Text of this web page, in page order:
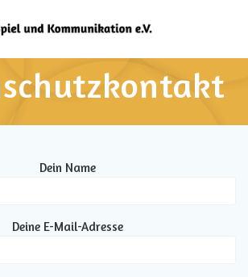
Inhalt
Dein Name
Deine E-Mail-Adresse